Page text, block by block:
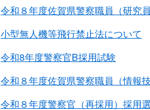
令和８年度佐賀県警察職員（研究
小型無人機等飛行禁止法について
令和8年度警察官B採用試験
令和８年度佐賀県警察職員（情報
令和８年度警察官（再採用）採用